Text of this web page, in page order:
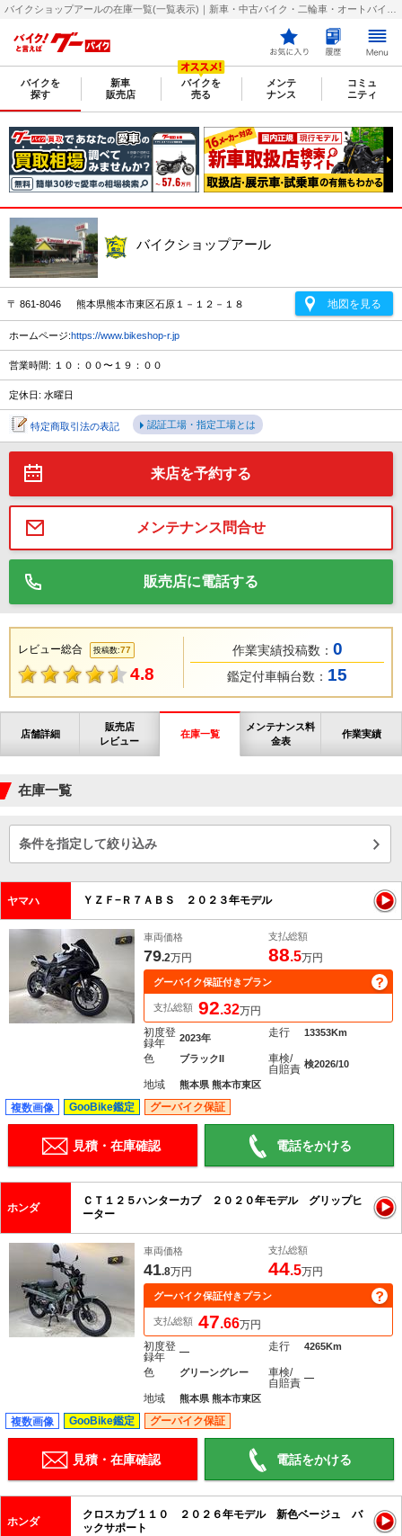
バイクを
探す
新車
販売店
バイクを
売る
メンテ
ナンス
コミュ
ニティ
バイクショップアール
〒 861-8046 熊本県熊本市東区石原１－１２－１８ 地図を見る
ホームページ:https://www.bikeshop-r.jp
営業時間: １０：００〜１９：００
定休日: 水曜日
特定商取引法の表記 認証工場・指定工場とは
来店を予約する
メンテナンス問合せ
販売店に電話する
レビュー総合 投稿数:77
4.8
作業実績投稿数： 0
鑑定付車輌台数： 15
店舗詳細
販売店
レビュー
在庫一覧
メンテナンス料
金表
作業実績
在庫一覧
条件を指定して絞り込み
ヤマハ ＹＺＦ−Ｒ７ＡＢＳ ２０２３年モデル
車両価格
79.2万円
支払総額
88.5万円
グーバイク保証付きプラン
支払総額 92.32万円
初度登
録年
2023年 走行 13353Km
色 ブラックII
車検/
自賠責 検2026/10
地域 熊本県 熊本市東区
複数画像 GooBike鑑定 グーバイク保証
見積・在庫確認 電話をかける
ホンダ
ＣＴ１２５ハンターカブ ２０２０年モデル グリップヒ
ーター
車両価格
41.8万円
支払総額
44.5万円
グーバイク保証付きプラン
支払総額 47.66万円
初度登
録年
― 走行 4265Km
色 グリーングレー
車検/
自賠責 ―
地域 熊本県 熊本市東区
複数画像 GooBike鑑定 グーバイク保証
見積・在庫確認 電話をかける
ホンダ
クロスカブ１１０ ２０２６年モデル 新色ベージュ バ
ックサポート